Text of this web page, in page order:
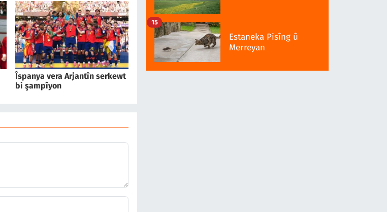
Îspanya vera Arjantîn serkewt
bi şampîyon
Estaneka Pisîng û
Merreyan
15